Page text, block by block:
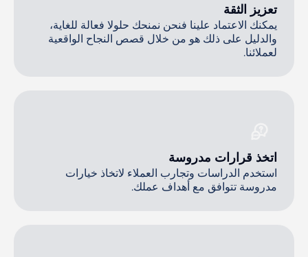
تعزيز الثقة
يمكنك الاعتماد علينا فنحن نمنحك حلولا فعالة للغاية،
والدليل على ذلك هو من خلال قصص النجاح الواقعية
لعملائنا.
اتخذ قرارات مدروسة
استخدم الدراسات وتجارب العملاء لاتخاذ خيارات
مدروسة تتوافق مع أهداف عملك.